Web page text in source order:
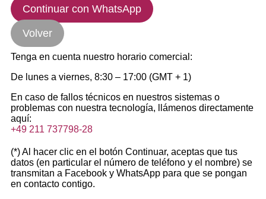
Continuar con WhatsApp
Volver
Tenga en cuenta nuestro horario comercial:
De lunes a viernes, 8:30 – 17:00 (GMT + 1)
En caso de fallos técnicos en nuestros sistemas o
problemas con nuestra tecnología, llámenos directamente
aquí:
+49 211 737798-28
(*) Al hacer clic en el botón Continuar, aceptas que tus
datos (en particular el número de teléfono y el nombre) se
transmitan a Facebook y WhatsApp para que se pongan
en contacto contigo.